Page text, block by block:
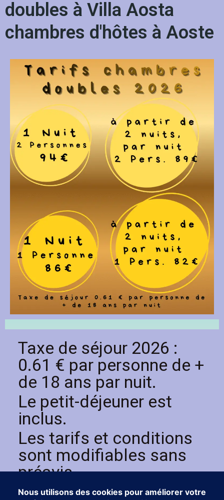
doubles à Villa Aosta
chambres d'hôtes à Aoste
Taxe de séjour 2026 :
0.61 € par personne de +
de 18 ans par nuit.
Le petit-déjeuner est
inclus.
Les tarifs et conditions
sont modifiables sans
préavis.